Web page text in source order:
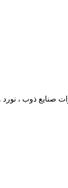
ذوب ، نورد